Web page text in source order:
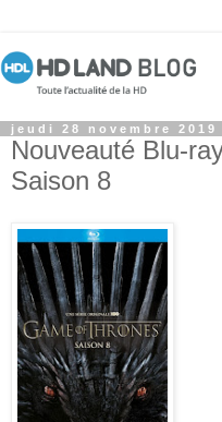
jeudi 28 novembre 2019
Nouveauté Blu-
Saison 8